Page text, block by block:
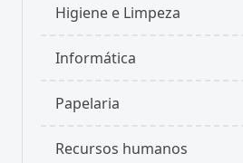
Higiene e Limpeza
Informática
Papelaria
Recursos humanos